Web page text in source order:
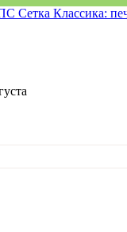
Сетка Классика: